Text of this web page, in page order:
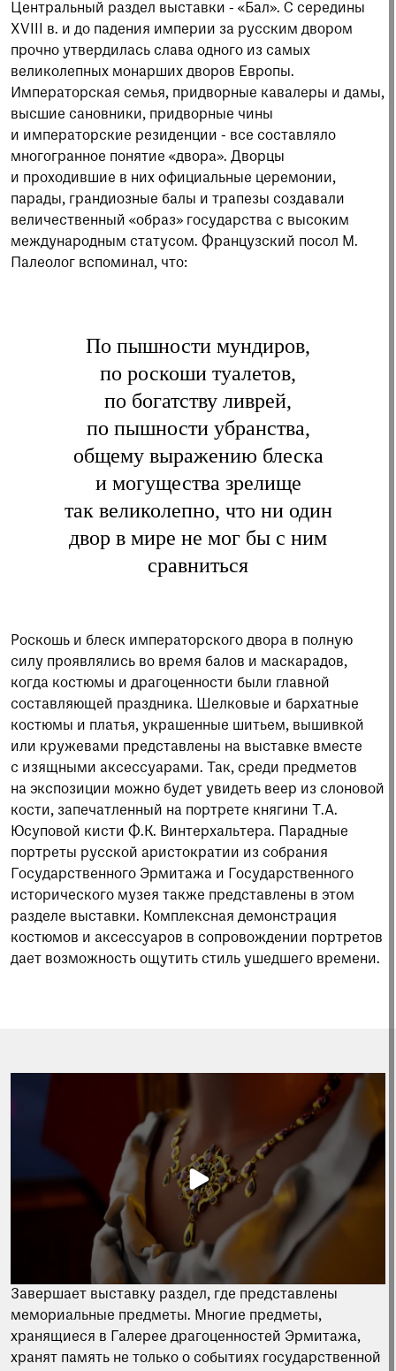
Центральный раздел выставки - «Бал». С середины
XVIII в. и до падения империи за русским двором
прочно утвердилась слава одного из самых
великолепных монарших дворов Европы.
Императорская семья, придворные кавалеры и дамы,
высшие сановники, придворные чины
и императорские резиденции - все составляло
многогранное понятие «двора». Дворцы
и проходившие в них официальные церемонии,
парады, грандиозные балы и трапезы создавали
величественный «образ» государства с высоким
международным статусом. Французский посол М.
Палеолог вспоминал, что:
По пышности мундиров,
по роскоши туалетов,
по богатству лив­рей,
по пышности убранства,
общему выражению блеска
и могущества зре­лище
так великолепно, что ни один
двор в мире не мог бы с ним
сравниться
Роскошь и блеск императорского двора в полную
силу проявлялись во время балов и маскарадов,
когда костюмы и драгоценности были главной
составляющей праздника. Шелковые и бархатные
костюмы и платья, украшенные шитьем, вышивкой
или кружевами представлены на выставке вместе
с изящными аксессуарами. Так, среди предметов
на экспозиции можно будет увидеть веер из слоновой
кости, запечатленный на портрете княгини Т.А.
Юсуповой кисти Ф.К. Винтерхальтера. Парадные
портреты русской аристократии из собрания
Государственного Эрмитажа и Государственного
исторического музея также представлены в этом
разделе выставки. Комплексная демонстрация
костюмов и аксессуаров в сопровождении портретов
дает возможность ощутить стиль ушедшего времени.
Завершает выставку раздел, где представлены
мемориальные предметы. Многие предметы,
хранящиеся в Галерее драгоценностей Эрмитажа,
хранят память не только о событиях государственной